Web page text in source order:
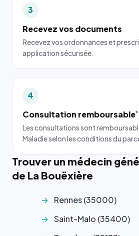
3
Recevez vos documents
Recevez vos ordonnances et
application sécurisée.
4
Consultation remboursable*
Les consultations sont
Maladie selon les conditions du
Trouver un médecin
de La Bouëxière
Rennes (35000)
Saint-Malo (35400)